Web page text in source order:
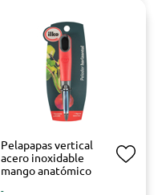
Pelapapas vertical
acero inoxidable
mango anatómico
-